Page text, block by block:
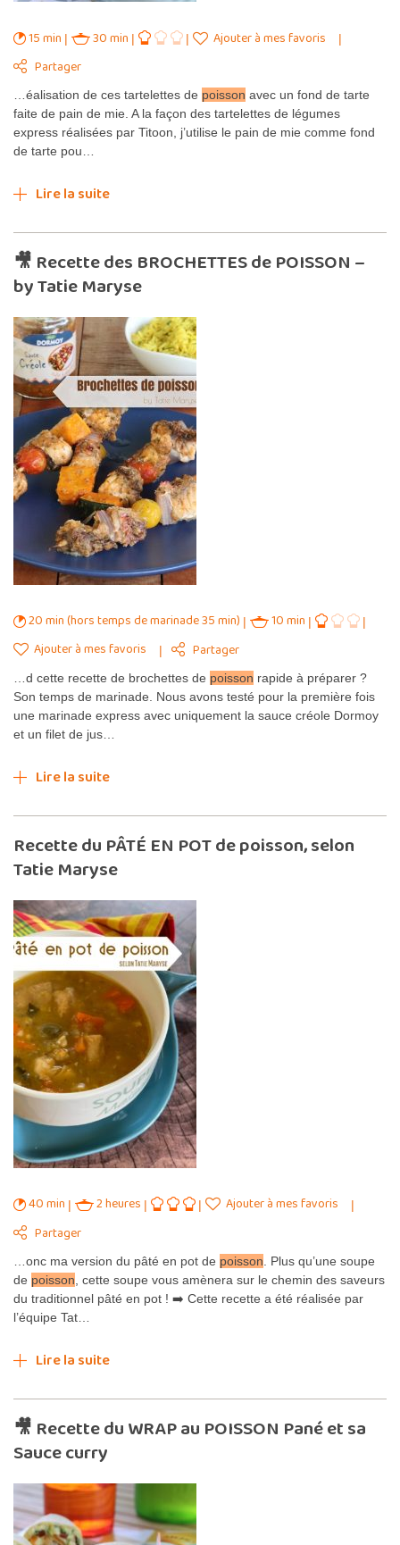
15 min 30 min
Ajouter à mes favoris
Partager
…éalisation de ces tartelettes de poisson avec un fond de tarte
faite de pain de mie. A la façon des tartelettes de légumes
express réalisées par Titoon, j’utilise le pain de mie comme fond
de tarte pou…
Lire la suite
🎥 Recette des BROCHETTES de POISSON –
by Tatie Maryse
20 min (hors temps de marinade 35 min)
10 min
Ajouter à mes favoris
Partager
…d cette recette de brochettes de poisson rapide à préparer ?
Son temps de marinade. Nous avons testé pour la première fois
une marinade express avec uniquement la sauce créole Dormoy
et un filet de jus…
Lire la suite
Recette du PÂTÉ EN POT de poisson, selon
Tatie Maryse
40 min 2 heures
Ajouter à mes favoris
Partager
…onc ma version du pâté en pot de poisson . Plus qu’une soupe
de poisson , cette soupe vous amènera sur le chemin des saveurs
du traditionnel pâté en pot ! ➡️ Cette recette a été réalisée par
l’équipe Tat…
Lire la suite
🎥 Recette du WRAP au POISSON Pané et sa
Sauce curry